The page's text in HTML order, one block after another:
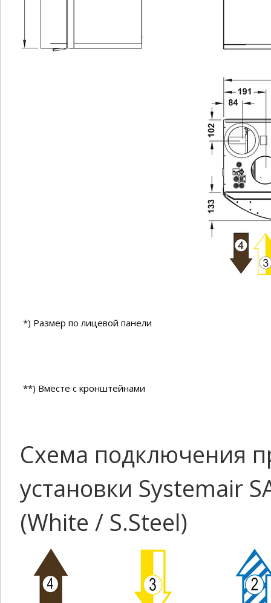
*) Размер по лицевой панели
**) Вместе с кронштейнами
Схема подключения
установки Systemair
(White / S.Steel)